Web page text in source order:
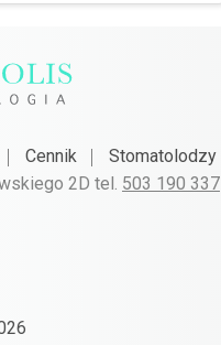
Cennik Stomatolodzy
2D tel. 503 190 337